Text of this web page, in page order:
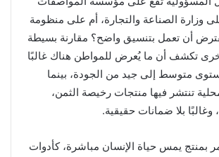
وزارة الصناعة والتجارة، أم على منظومة
أن تعمل بتنسيق واضح؟ مقارنة بسيطة
تكشف أن ما يُعرض للمواطن هناك غالبًا
متوسط إلى جيد من الجودة، بينما
تنتشر فيها منتجات رخيصة الثمن،
بلا ضمانات حقيقية.
بمنتج يمس حياة الإنسان مباشرة، كأدوات